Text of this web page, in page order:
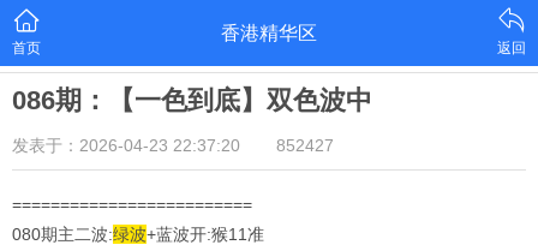
首页
香港精华区
返回
086期：【一色到底】双色波中
发表于：2026-04-23 22:37:20 852427
=========================
080期主二波:绿波+蓝波开:猴11准